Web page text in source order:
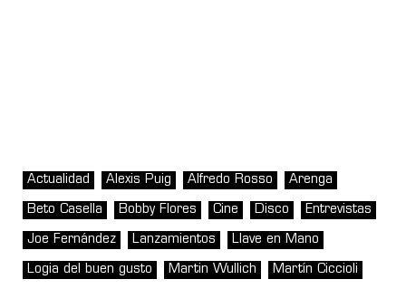
Actualidad Alexis Puig Alfredo Rosso Arenga
Beto Casella Bobby Flores Cine Disco Entrevistas
Joe Fernández Lanzamientos Llave en Mano
Logia del buen gusto Martin Wullich Martín Ciccioli